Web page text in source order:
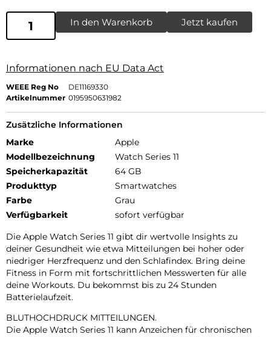
In den Warenkorb Jetzt kaufen
Informationen nach EU Data Act
WEEE Reg No
DE11169330
Artikelnummer 0195950631982
Zusätzliche Informationen
Marke
Apple
Modellbezeichnung
Watch Series 11
Speicherkapazität
64 GB
Produkttyp
Smartwatches
Farbe
Grau
Verfügbarkeit
sofort verfügbar
Die Apple Watch Series 11 gibt dir wertvolle Insights zu
deiner Gesundheit wie etwa Mitteilungen bei hoher oder
niedriger Herzfrequenz und den Schlafindex. Bring deine
Fitness in Form mit fortschrittlichen Messwerten für alle
deine Workouts. Du bekommst bis zu 24 Stunden
Batterielaufzeit.
BLUTHOCHDRUCK MITTEILUNGEN.
Die Apple Watch Series 11 kann Anzeichen für chronischen